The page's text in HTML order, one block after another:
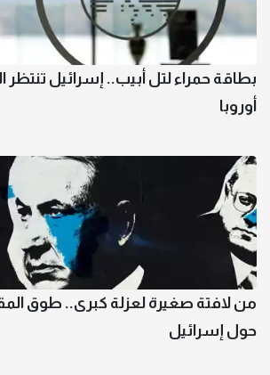
بطاقة حمراء لتل أبيب.. إسرائيل
أوروبا
من لافتة صغيرة لعزلة كبرى.. طوق
حول إسرائيل